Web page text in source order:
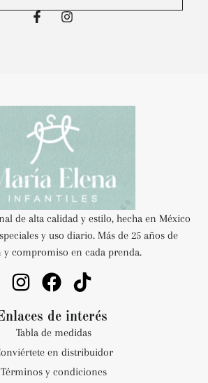
de alta calidad y estilo, hecha en México
y uso diario. Más de 25 años de
compromiso en cada prenda.
de interés
Tabla de medidas
en distribuidor
Términos y condiciones